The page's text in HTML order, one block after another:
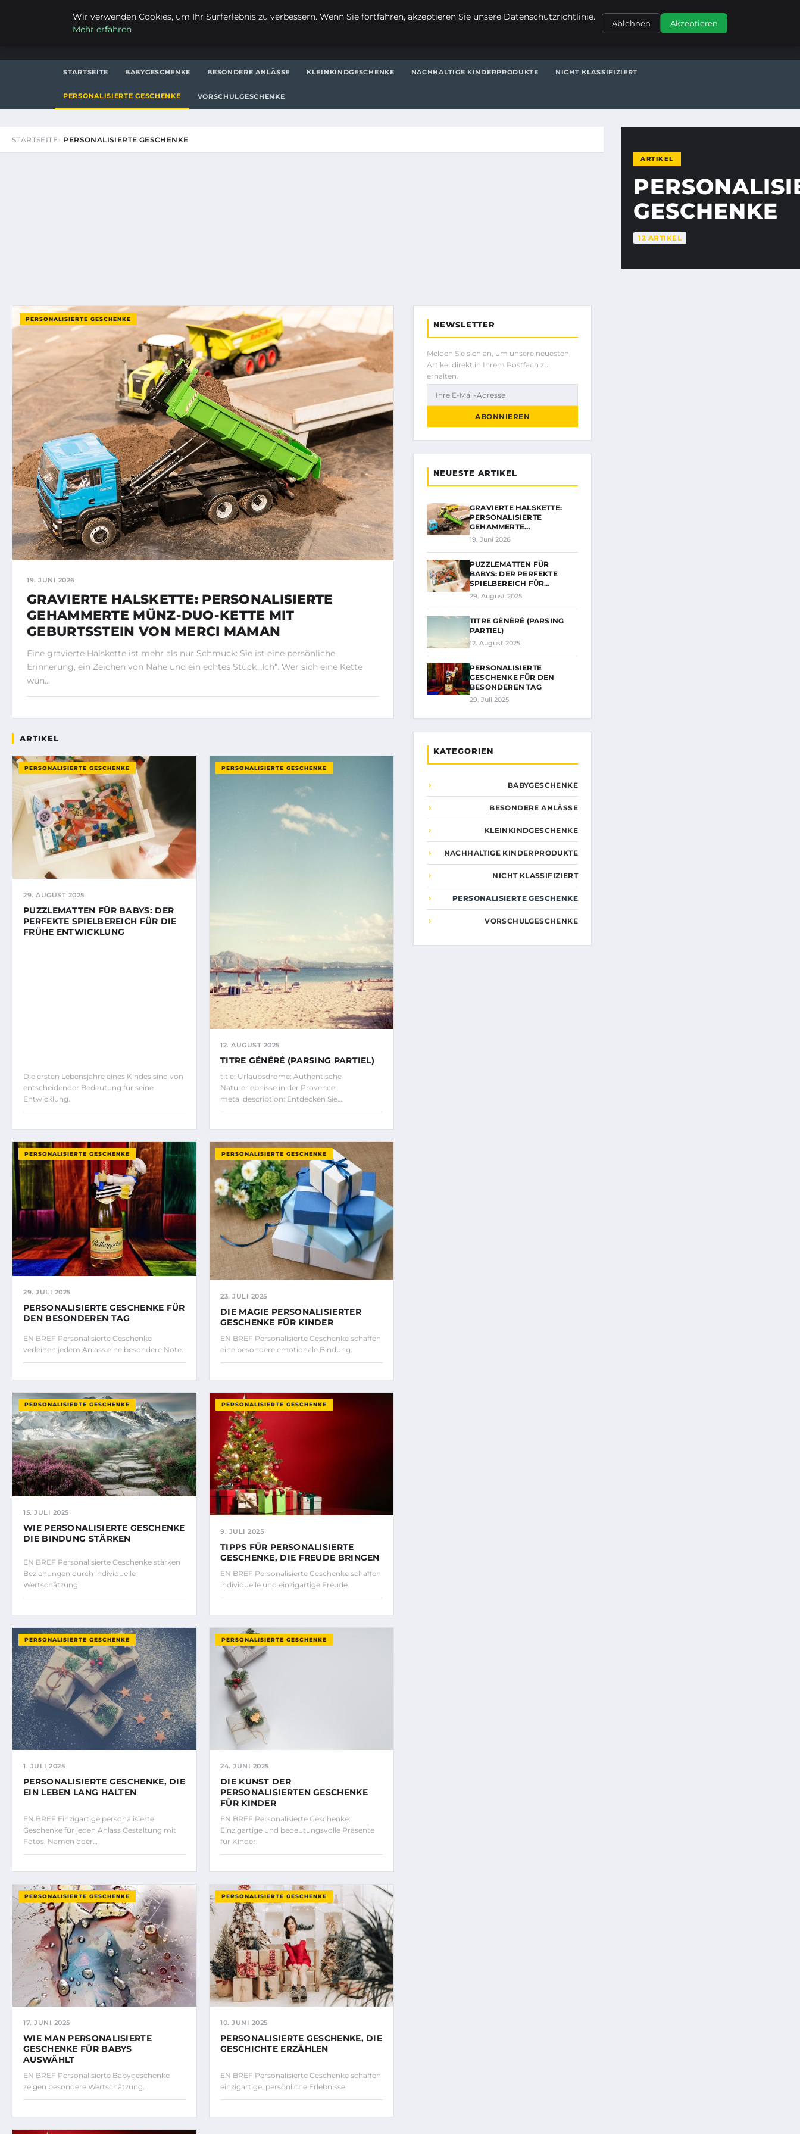
STARTSEITE BABYGESCHENKE BESONDERE ANLÄSSE KLEINKINDGESCHENKE NACHHALTIGE KINDERPRODUKTE NICHT KLASSIFIZIERT
PERSONALISIERTE GESCHENKE VORSCHULGESCHENKE
STARTSEITE PERSONALISIERTE GESCHENKE
ARTIKEL
GESCHENKE
12 ARTIKEL
PERSONALISIERTE GESCHENKE
19. JUNI 2026
GRAVIERTE HALSKETTE: PERSONALISIERTE
GEHAMMERTE MÜNZ-DUO-KETTE MIT
GEBURTSSTEIN VON MERCI MAMAN
Eine gravierte Halskette ist mehr als nur Schmuck: Sie ist eine persönliche
Erinnerung, ein Zeichen von Nähe und ein echtes Stück „Ich“. Wer sich eine Kette
wün...
ARTIKEL
PERSONALISIERTE GESCHENKE
29. AUGUST 2025
PUZZLEMATTEN FÜR BABYS: DER
PERFEKTE SPIELBEREICH FÜR DIE
FRÜHE ENTWICKLUNG
Die ersten Lebensjahre eines Kindes sind von
entscheidender Bedeutung für seine
Entwicklung.
PERSONALISIERTE GESCHENKE
12. AUGUST 2025
TITRE GÉNÉRÉ (PARSING PARTIEL)
title: Urlaubsdrome: Authentische
Naturerlebnisse in der Provence,
meta_description: Entdecken Sie…
PERSONALISIERTE GESCHENKE
29. JULI 2025
PERSONALISIERTE GESCHENKE FÜR
DEN BESONDEREN TAG
EN BREF Personalisierte Geschenke
verleihen jedem Anlass eine besondere Note.
PERSONALISIERTE GESCHENKE
23. JULI 2025
DIE MAGIE PERSONALISIERTER
GESCHENKE FÜR KINDER
EN BREF Personalisierte Geschenke schaffen
eine besondere emotionale Bindung.
PERSONALISIERTE GESCHENKE
15. JULI 2025
WIE PERSONALISIERTE GESCHENKE
DIE BINDUNG STÄRKEN
EN BREF Personalisierte Geschenke stärken
Beziehungen durch individuelle
Wertschätzung.
PERSONALISIERTE GESCHENKE
9. JULI 2025
TIPPS FÜR PERSONALISIERTE
GESCHENKE, DIE FREUDE BRINGEN
EN BREF Personalisierte Geschenke schaffen
individuelle und einzigartige Freude.
PERSONALISIERTE GESCHENKE
1. JULI 2025
PERSONALISIERTE GESCHENKE, DIE
EIN LEBEN LANG HALTEN
EN BREF Einzigartige personalisierte
Geschenke für jeden Anlass Gestaltung mit
Fotos, Namen oder…
PERSONALISIERTE GESCHENKE
24. JUNI 2025
DIE KUNST DER
PERSONALISIERTEN GESCHENKE
FÜR KINDER
EN BREF Personalisierte Geschenke:
Einzigartige und bedeutungsvolle Präsente
für Kinder.
PERSONALISIERTE GESCHENKE
17. JUNI 2025
WIE MAN PERSONALISIERTE
GESCHENKE FÜR BABYS
AUSWÄHLT
EN BREF Personalisierte Babygeschenke
zeigen besondere Wertschätzung.
PERSONALISIERTE GESCHENKE
10. JUNI 2025
PERSONALISIERTE GESCHENKE, DIE
GESCHICHTE ERZÄHLEN
EN BREF Personalisierte Geschenke schaffen
einzigartige, persönliche Erlebnisse.
NEWSLETTER
Melden Sie sich an, um unsere neuesten
Artikel direkt in Ihrem Postfach zu
erhalten.
ABONNIEREN
NEUESTE ARTIKEL
GRAVIERTE HALSKETTE:
PERSONALISIERTE
GEHAMMERTE…
19. Juni 2026
PUZZLEMATTEN FÜR
BABYS: DER PERFEKTE
SPIELBEREICH FÜR…
29. August 2025
TITRE GÉNÉRÉ (PARSING
PARTIEL)
12. August 2025
PERSONALISIERTE
GESCHENKE FÜR DEN
BESONDEREN TAG
29. Juli 2025
KATEGORIEN
BABYGESCHENKE
BESONDERE ANLÄSSE
KLEINKINDGESCHENKE
NACHHALTIGE KINDERPRODUKTE
NICHT KLASSIFIZIERT
PERSONALISIERTE GESCHENKE
VORSCHULGESCHENKE
Wir verwenden Cookies, um Ihr Surferlebnis zu verbessern. Wenn Sie fortfahren, akzeptieren Sie unsere Datenschutzrichtlinie.
Mehr erfahren
Ablehnen Akzeptieren